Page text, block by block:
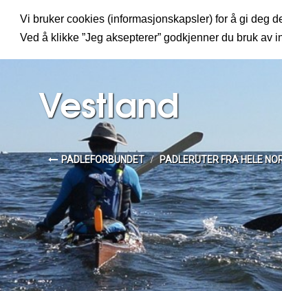
Vi bruker cookies (informasjonskapsler) for å gi deg
Ved å klikke ”Jeg aksepterer” godkjenner du bruk av
MENY
Vestland
PADLEFORBUNDET PADLERUTER FRA HELE